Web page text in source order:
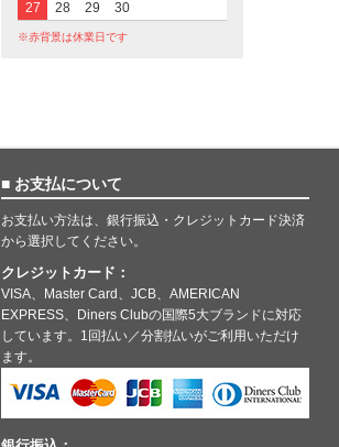
27
28 29 30
※赤背景は休業日です
■ お支払について
お支払い方法は、銀行振込・クレジットカード決済
から選択してください。
クレジットカード：
VISA、Master Card、JCB、AMERICAN
EXPRESS、Diners Clubの国際5大ブランドに対応
しています。1回払い／分割払いがご利用いただけ
ます。